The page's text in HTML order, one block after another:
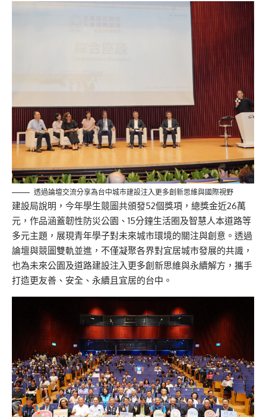
透過論壇交流分享為台中城市建設注入更多創新思維與國際視野
建設局說明，今年學生競圖共頒發52個獎項，總獎金近26萬
元，作品涵蓋韌性防災公園、15分鐘生活圈及智慧人本道路等
多元主題，展現青年學子對未來城市環境的關注與創意。透過
論壇與競圖雙軌並進，不僅凝聚各界對宜居城市發展的共識，
也為未來公園及道路建設注入更多創新思維與永續解方，攜手
打造更友善、安全、永續且宜居的台中。